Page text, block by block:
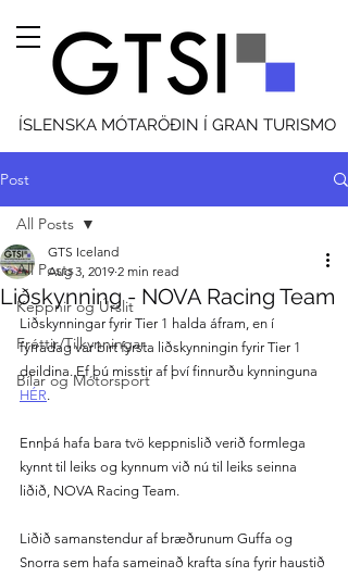
ÍSLENSKA MÓTARÖÐIN Í GRAN TURISMO
Post
All Posts
Keppnir og Úrslit
Fréttir/Tilkynningar
Bílar og Mótorsport
All Posts
Liðskynning - NOVA Racing Team
GTS Iceland
Aug 3, 2019 2 min read
Liðskynningar fyrir Tier 1 halda áfram, en í
fyrradag var birt fyrsta liðskynningin fyrir Tier 1
deildina. Ef þú misstir af því finnurðu kynninguna
HÉR.
Ennþá hafa bara tvö keppnislið verið formlega
kynnt til leiks og kynnum við nú til leiks seinna
liðið, NOVA Racing Team.
Liðið samanstendur af bræðrunum Guffa og
Snorra sem hafa sameinað krafta sína fyrir haustið